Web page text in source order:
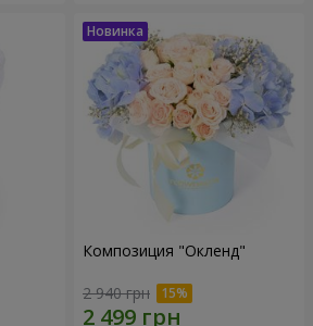
Композиция "Окленд"
2 940 грн